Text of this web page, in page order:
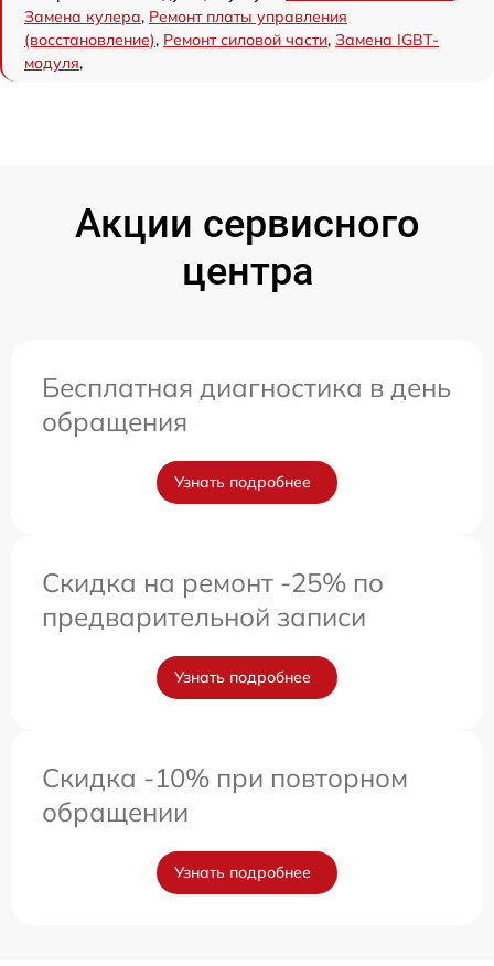
Замена кулера, Ремонт платы управления
(восстановление), Ремонт силовой части, Замена IGBT-
модуля,
Акции сервисного
центра
Бесплатная диагностика в день
обращения
Узнать подробнее
Скидка на ремонт -25% по
предварительной записи
Узнать подробнее
Скидка -10% при повторном
обращении
Узнать подробнее